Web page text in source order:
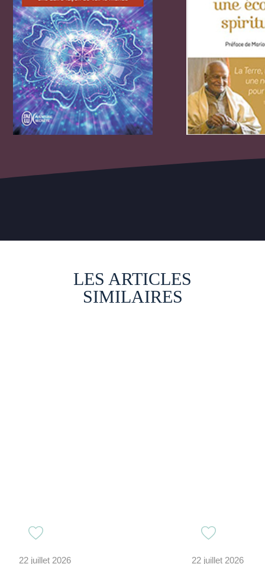
LES ARTICLES
SIMILAIRES
22 juillet 2026 22 juillet 2026